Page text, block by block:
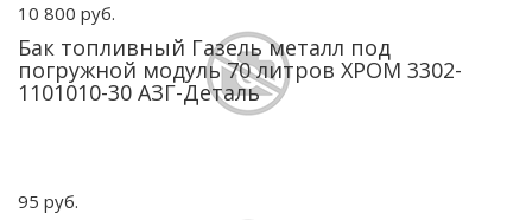
10 800 руб.
Бак топливный Газель металл под
погружной модуль 70 литров ХРОМ 3302-
1101010-30 АЗГ-Деталь
95 руб.